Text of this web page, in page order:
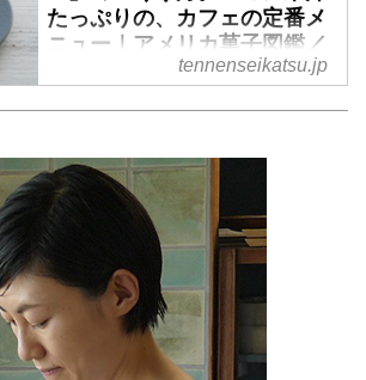
たっぷりの、カフェの定番メ
ニュー｜アメリカ菓子図鑑／
原 亜樹子さん
菓子文化研究家の原 亜樹子さん
いただきました。レモンの皮と果
汁をたっぷり使ったレモンバーは
さわやかな風味で、多くの人から
愛される一品。トップに花やハー
ブを飾ればおもてなしのお菓子に
も。（『アメリカ菓子図鑑 お菓
子の由来と作り方』（誠文堂新光
社）より）
tennenseikatsu.jp